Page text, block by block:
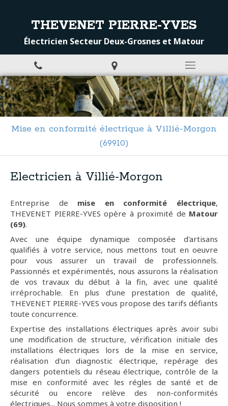
THEVENET PIERRE-YVES
Électricien Secteur Deux-Grosnes et Matour
Mise en conformité électrique à Villié-Morgon
(69910)
Electricien à Villié-Morgon
Entreprise de mise en conformité électrique,
THEVENET PIERRE-YVES opère à proximité de Matour
(69).
Avec une équipe dynamique composée d'artisans
qualifiés à votre service, nous mettons tout en oeuvre
pour vous assurer un travail de professionnels.
Passionnés et expérimentés, nous assurons la réalisation
de vos travaux du début à la fin, avec une qualité
irréprochable. En plus d’une prestation de qualité,
THEVENET PIERRE-YVES vous propose des tarifs défiants
toute concurrence.
Expertise des installations électriques après avoir subi
une modification de structure, vérification initiale des
installations électriques lors de la mise en service,
réalisation d'un diagnostic électrique, repérage des
dangers potentiels du réseau électrique, contrôle de la
mise en conformité avec les régles de santé et de
sécurité ou encore relève des non-conformités
électriques... Nous sommes à votre disposition !